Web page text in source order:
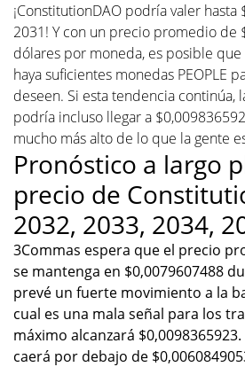
¡ConstitutionDAO podría valer
2031! Y con un precio promedio de
dólares por moneda, es posible
haya suficientes monedas PEOPLE
deseen. Si esta tendencia continúa,
podría incluso llegar a
mucho más alto de lo que la gente
Pronóstico a largo
precio de
2032, 2033, 2034,
3Commas espera que el precio
se mantenga en $0,0079607488
prevé un fuerte movimiento a la
cual es una mala señal para los
máximo alcanzará
caerá por debajo de